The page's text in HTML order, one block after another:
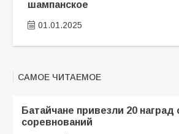
шампанское
01.01.2025
САМОЕ ЧИТАЕМОЕ
Батайчане привезли 20 наград
соревнований